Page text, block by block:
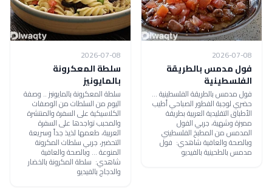
2026-07-08
فول مدمس بالطريقة
الفلسطينية
فول مدمس بالطريقة الفلسطينية ...
حضري لوجبة الفطور الصباحي أطيب
الأطباق التقليدية العربية بطريقة
مميزة وشهية، جربي الفول
المدمس من المطبخ الفلسطيني
وبالصحة والعافية شاهدي: فول
مدمس بالطحينية بالفيديو
2026-07-08
سلطة المعكرونة
بالمايونيز
سلطة المعكرونة بالمايونيز .. وصفة
اليوم من السلطات من الوصفات
الكلاسيكية على السفرة والمنتشرة
والمحبب تواجدها على السفرة
العربية، طعمها لذيذ جداً وسريعة
التحضير، جربي سلطات المكرونة
المنوعة ... وبالصحة والعافية
شاهدي: سلطة المكرونة بالخضار
والدجاج بالفيديو